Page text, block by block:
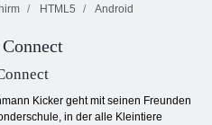
HTML5 Android
Kicker geht mit seinen Freunden
in der alle Kleintiere